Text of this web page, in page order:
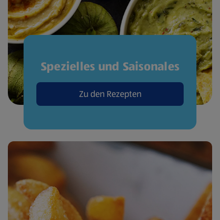
Spezielles und Saisonales
Zu den Rezepten